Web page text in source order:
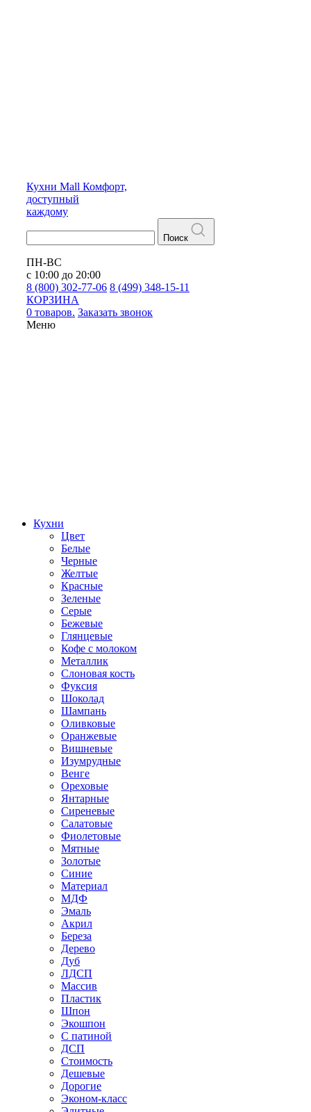
Кухни Mall Комфорт,
доступный
каждому
Поиск
ПН-ВС
с 10:00 до 20:00
8 (800) 302-77-06 8 (499) 348-15-11
КОРЗИНА
0 товаров. Заказать звонок
Меню
Кухни
Цвет
Белые
Черные
Желтые
Красные
Зеленые
Серые
Бежевые
Глянцевые
Кофе с молоком
Металлик
Слоновая кость
Фуксия
Шоколад
Шампань
Оливковые
Оранжевые
Вишневые
Изумрудные
Венге
Ореховые
Янтарные
Сиреневые
Салатовые
Фиолетовые
Мятные
Золотые
Синие
Материал
МДФ
Эмаль
Акрил
Береза
Дерево
Дуб
ЛДСП
Массив
Пластик
Шпон
Экошпон
С патиной
ДСП
Стоимость
Дешевые
Дорогие
Эконом-класс